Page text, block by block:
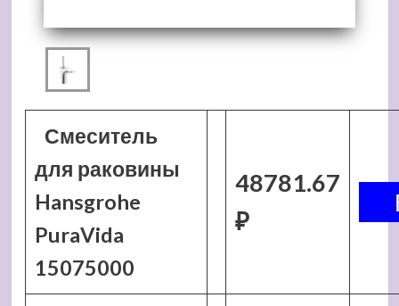
Смеситель
для раковины
Hansgrohe
PuraVida
15075000
48781.67
₽